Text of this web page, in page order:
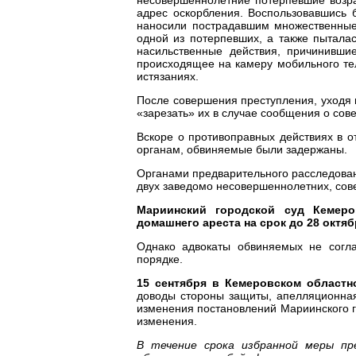
адрес оскорбления.
наносили пострадавшим
одной из потерпевших, а также
насильственные действия,
происходящее на камеру мобильного
истязаниях.
После совершения преступления,
«зарезать» их в случае сообщения о
Вскоре о противоправных действиях в
органам, обвиняемые были задержаны.
Органами предварительного
двух заведомо несовершеннолетних,
Мариинский городской суд
домашнего ареста на срок до 28
Однако адвокаты обвиняемых не
порядке.
15 сентября в Кемеровском
доводы стороны защиты,
изменения постановлений Мариинского
изменения.
В течение срока избранной меры